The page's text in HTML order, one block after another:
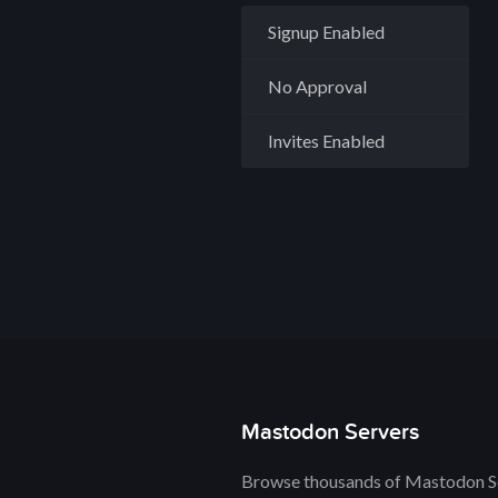
Signup Enabled
No Approval
Invites Enabled
Mastodon Servers
Browse thousands of Mastodon